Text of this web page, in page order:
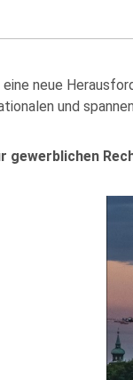
neue
und
gewerblichen